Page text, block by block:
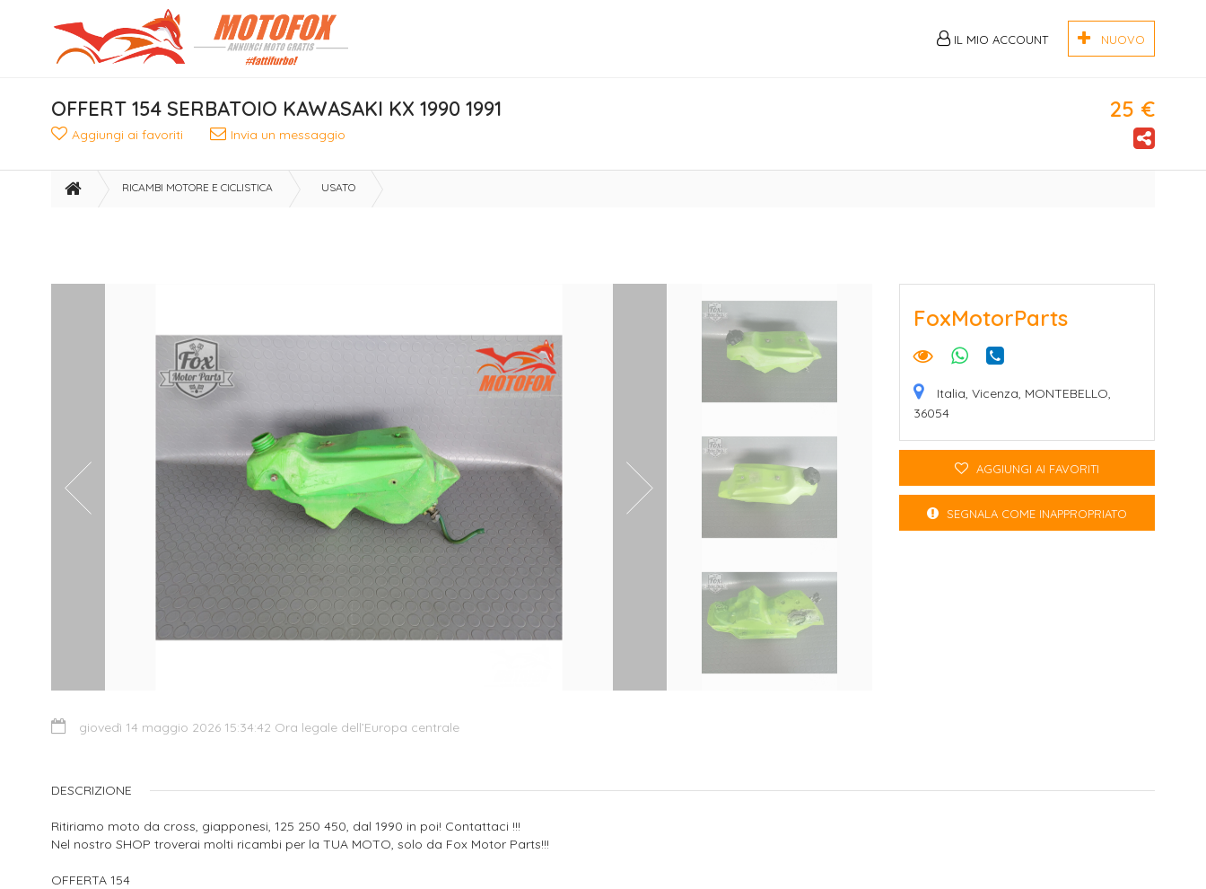
IL MIO ACCOUNT NUOVO
OFFERT 154 SERBATOIO KAWASAKI KX 1990 1991 25 €
Aggiungi ai favoriti Invia un messaggio
RICAMBI MOTORE E CICLISTICA USATO
FoxMotorParts
Italia, Vicenza, MONTEBELLO,
36054
AGGIUNGI AI FAVORITI
SEGNALA COME INAPPROPRIATO
giovedì 14 maggio 2026 15:34:42 Ora legale dell’Europa centrale
DESCRIZIONE
Ritiriamo moto da cross, giapponesi, 125 250 450, dal 1990 in poi! Contattaci !!!
Nel nostro SHOP troverai molti ricambi per la TUA MOTO, solo da Fox Motor Parts!!!
OFFERTA 154